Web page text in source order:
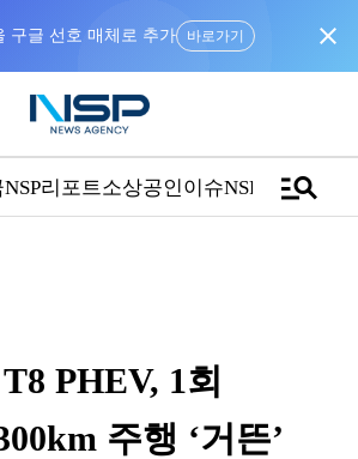
구글 선호 매체로 추가 바로가기 close
NSP리포트소상공인이슈NSPTVmanage_search
PHEV, 1회
주행 ‘거뜬’